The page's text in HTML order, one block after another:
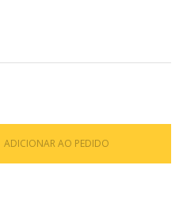
ADICIONAR AO PEDIDO